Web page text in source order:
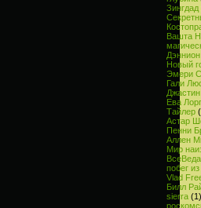
Зингдад
Вашта
Новый
Эмери
Гали
Ева
Тайлер
Астар
Пенни
Аллен
Мир
ВсеВеда
побег
Vlad
Билл
sierra (1)